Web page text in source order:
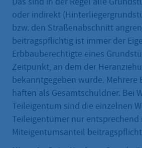
oder indirekt
bzw. den Straßenabschnitt
beitragspflichtig ist immer der
Erbbauberechtigte eines
Zeitpunkt, an dem der
bekanntgegeben wurde. Mehrere
haften als Gesamtschuldner. Bei
Teileigentum sind die einzelnen
Teileigentümer nur entsprechend
Miteigentumsanteil